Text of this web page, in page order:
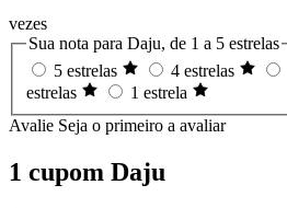
vezes
Sua nota para Daju, de 1 a 5 estrelas
5 estrelas
4 estrelas
estrelas
1 estrela
Avalie Seja o primeiro a avaliar
1 cupom Daju